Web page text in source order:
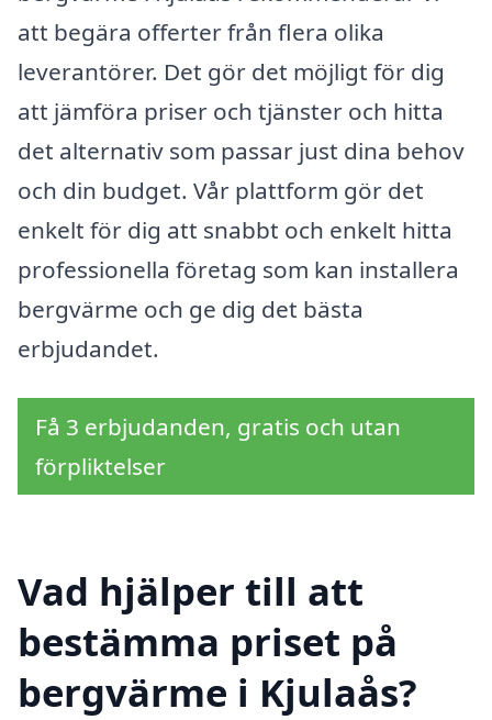
att begära offerter från flera olika
leverantörer. Det gör det möjligt för dig
att jämföra priser och tjänster och hitta
det alternativ som passar just dina behov
och din budget. Vår plattform gör det
enkelt för dig att snabbt och enkelt hitta
professionella företag som kan installera
bergvärme och ge dig det bästa
erbjudandet.
Få 3 erbjudanden, gratis och utan
förpliktelser
Vad hjälper till att
bestämma priset på
bergvärme i Kjulaås?